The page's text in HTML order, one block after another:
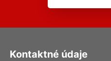
Kontaktné údaje